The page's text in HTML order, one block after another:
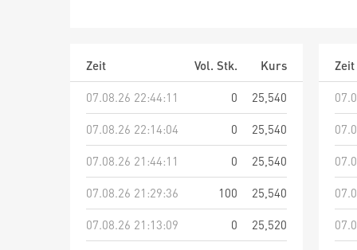
Zeit Vol. Stk.
Kurs
07.08.26 22:44:11
0
25,540
07.08.26 22:14:04
0
25,540
07.08.26 21:44:11
0
25,540
07.08.26 21:29:36
100
25,540
07.08.26 21:13:09
0
25,520
Zeit